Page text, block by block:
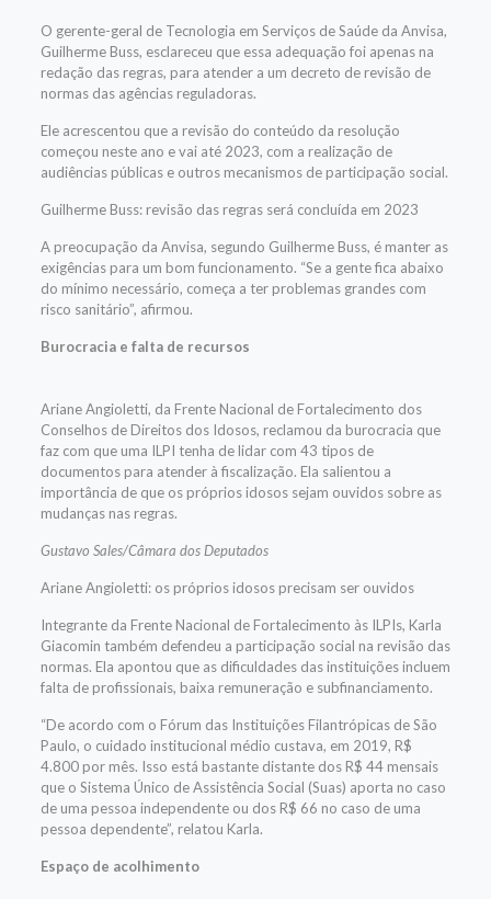
O gerente-geral de Tecnologia em Serviços de Saúde da Anvisa,
Guilherme Buss, esclareceu que essa adequação foi apenas na
redação das regras, para atender a um decreto de revisão de
normas das agências reguladoras.
Ele acrescentou que a revisão do conteúdo da resolução
começou neste ano e vai até 2023, com a realização de
audiências públicas e outros mecanismos de participação social.
Guilherme Buss: revisão das regras será concluída em 2023
A preocupação da Anvisa, segundo Guilherme Buss, é manter as
exigências para um bom funcionamento. “Se a gente fica abaixo
do mínimo necessário, começa a ter problemas grandes com
risco sanitário”, afirmou.
Burocracia e falta de recursos
Ariane Angioletti, da Frente Nacional de Fortalecimento dos
Conselhos de Direitos dos Idosos, reclamou da burocracia que
faz com que uma ILPI tenha de lidar com 43 tipos de
documentos para atender à fiscalização. Ela salientou a
importância de que os próprios idosos sejam ouvidos sobre as
mudanças nas regras.
Gustavo Sales/Câmara dos Deputados
Ariane Angioletti: os próprios idosos precisam ser ouvidos
Integrante da Frente Nacional de Fortalecimento às ILPIs, Karla
Giacomin também defendeu a participação social na revisão das
normas. Ela apontou que as dificuldades das instituições incluem
falta de profissionais, baixa remuneração e subfinanciamento.
“De acordo com o Fórum das Instituições Filantrópicas de São
Paulo, o cuidado institucional médio custava, em 2019, R$
4.800 por mês. Isso está bastante distante dos R$ 44 mensais
que o Sistema Único de Assistência Social (Suas) aporta no caso
de uma pessoa independente ou dos R$ 66 no caso de uma
pessoa dependente”, relatou Karla.
Espaço de acolhimento